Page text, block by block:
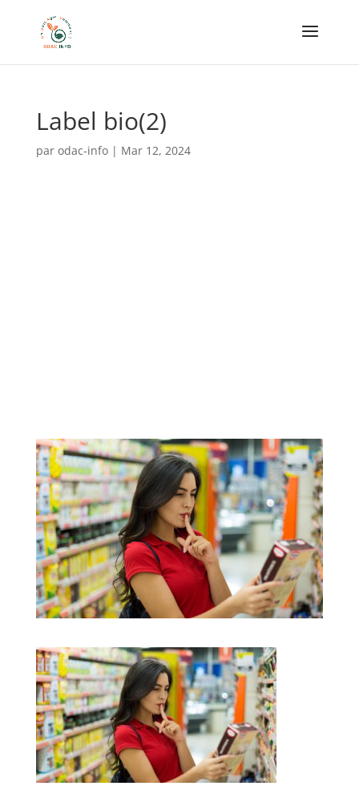
Label bio(2)
par odac-info| Mar 12, 2024